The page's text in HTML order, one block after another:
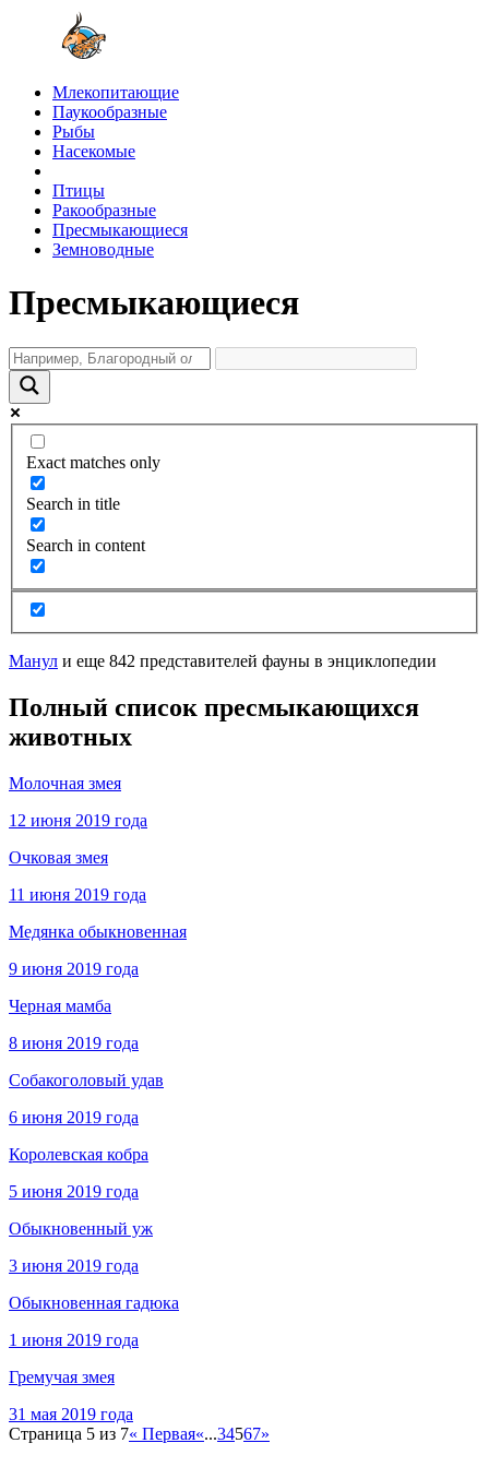
Млекопитающие
Паукообразные
Рыбы
Насекомые
Птицы
Ракообразные
Пресмыкающиеся
Земноводные
Пресмыкающиеся
Exact matches only
Search in title
Search in content
Манул и еще 842 представителей фауны в энциклопедии
Полный список пресмыкающихся
животных
Молочная змея
12 июня 2019 года
Очковая змея
11 июня 2019 года
Медянка обыкновенная
9 июня 2019 года
Черная мамба
8 июня 2019 года
Собакоголовый удав
6 июня 2019 года
Королевская кобра
5 июня 2019 года
Обыкновенный уж
3 июня 2019 года
Обыкновенная гадюка
1 июня 2019 года
Гремучая змея
31 мая 2019 года
Страница 5 из 7« Первая«...34567»